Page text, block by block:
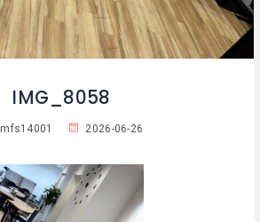
IMG_8058
mfs14001 2026-06-26